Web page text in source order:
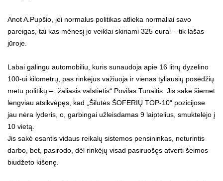
Anot A.Pupšio, jei normalus politikas atlieka normaliai savo
pareigas, tai kas mėnesį jo veiklai skiriami 325 eurai – tik lašas
jūroje.
Labai galingu automobiliu, kuris sunaudoja apie 16 litrų dyzelino
100-ui kilometrų, pas rinkėjus važiuoja ir vienas tyliausių posėdžių
metu politikų – „žaliasis valstietis“ Povilas Tunaitis. Jis sakė šiemet
lengviau atsikvėpęs, kad „Šilutės ŠOFERIŲ TOP-10“ pozicijose
jau nėra lyderis, o, garbingai užleisdamas 9 laiptelius, smuktelėjo į
10 vietą.
Jis sakė esantis vidaus reikalų sistemos pensininkas, neturintis
darbo, bet, pasirodo, dėl rinkėjų visad pasiruošęs atverti šeimos
biudžeto kišenę.